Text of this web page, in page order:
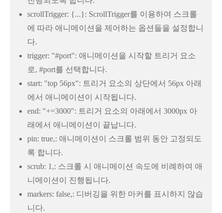
scrollTrigger: {...}: ScrollTrigger를 이용하여 스크롤
에 따라 애니메이션을 제어하는 옵션들을 설정합니
다.
trigger: "#port": 애니메이션을 시작할 트리거 요소
로, #port를 선택합니다.
start: "top 56px": 트리거 요소의 상단에서 56px 아래
에서 애니메이션이 시작됩니다.
end: "+=3000": 트리거 요소의 아래에서 3000px 아
래에서 애니메이션이 끝납니다.
pin: true,: 애니메이션이 스크롤 범위 동안 고정되도
록 합니다.
scrub: 1,: 스크롤 시 애니메이션 속도에 비례하여 애
니메이션이 진행됩니다.
markers: false,: 디버깅을 위한 마커를 표시하지 않습
니다.